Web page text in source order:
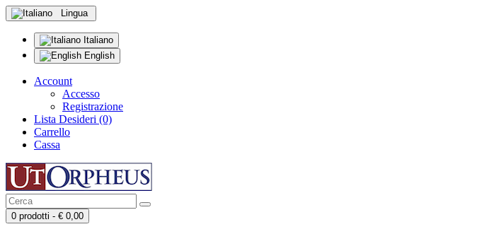
Lingua
Italiano
English
Account
Accesso
Registrazione
Lista Desideri (0)
Carrello
Cassa
0 prodotti - € 0,00